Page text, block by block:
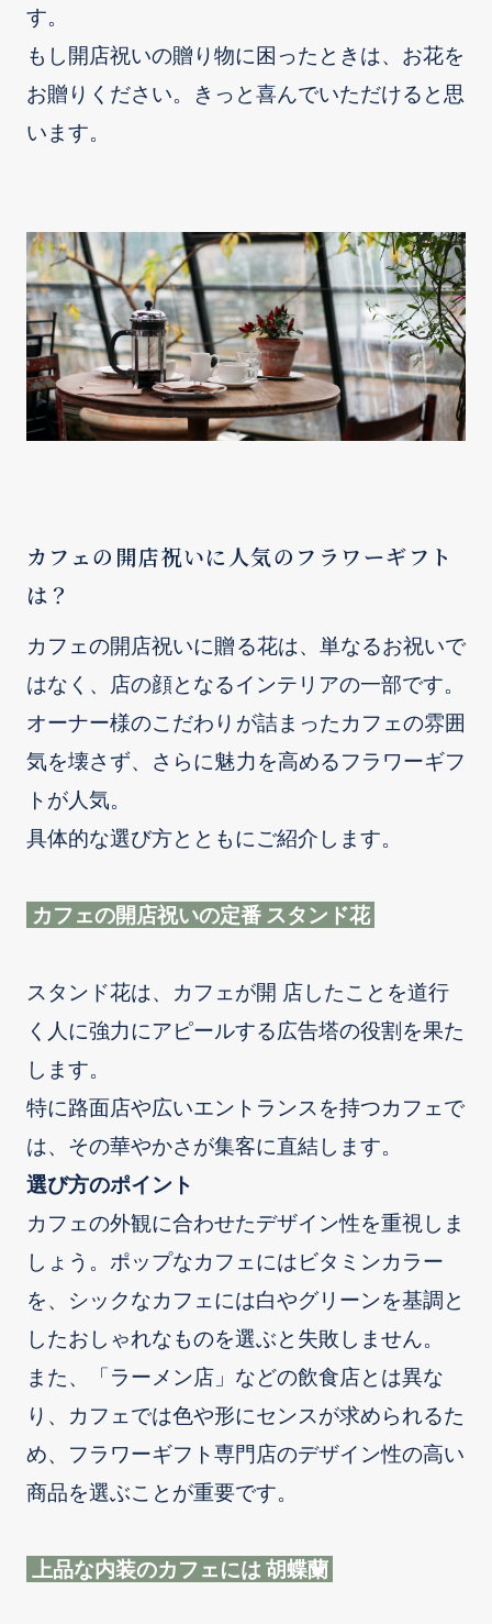
す。
もし開店祝いの贈り物に困ったときは、お花を
お贈りください。きっと喜んでいただけると思
います。
カフェの開店祝いに人気のフラワーギフト
は？
カフェの開店祝いに贈る花は、単なるお祝いで
はなく、店の顔となるインテリアの一部です。
オーナー様のこだわりが詰まったカフェの雰囲
気を壊さず、さらに魅力を高めるフラワーギフ
トが人気。
具体的な選び方とともにご紹介します。
カフェの開店祝いの定番 スタンド花
スタンド花は、カフェが開 店したことを道行
く人に強力にアピールする広告塔の役割を果た
します。
特に路面店や広いエントランスを持つカフェで
は、その華やかさが集客に直結します。
選び方のポイント
カフェの外観に合わせたデザイン性を重視しま
しょう。ポップなカフェにはビタミンカラー
を、シックなカフェには白やグリーンを基調と
したおしゃれなものを選ぶと失敗しません。
また、「ラーメン店」などの飲食店とは異な
り、カフェでは色や形にセンスが求められるた
め、フラワーギフト専門店のデザイン性の高い
商品を選ぶことが重要です。
上品な内装のカフェには 胡蝶蘭